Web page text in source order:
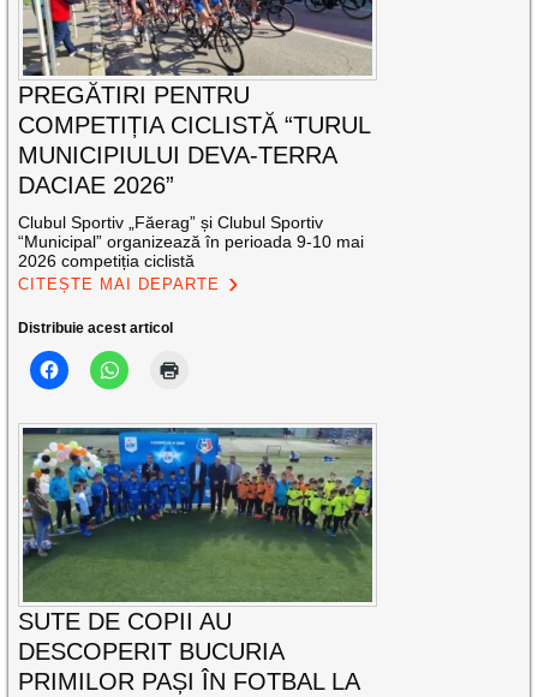
PREGĂTIRI PENTRU
COMPETIȚIA CICLISTĂ “TURUL
MUNICIPIULUI DEVA-TERRA
DACIAE 2026”
Clubul Sportiv „Făerag” și Clubul Sportiv
“Municipal” organizează în perioada 9-10 mai
2026 competiția ciclistă
CITEȘTE MAI DEPARTE
Distribuie acest articol
SUTE DE COPII AU
DESCOPERIT BUCURIA
PRIMILOR PAȘI ÎN FOTBAL LA